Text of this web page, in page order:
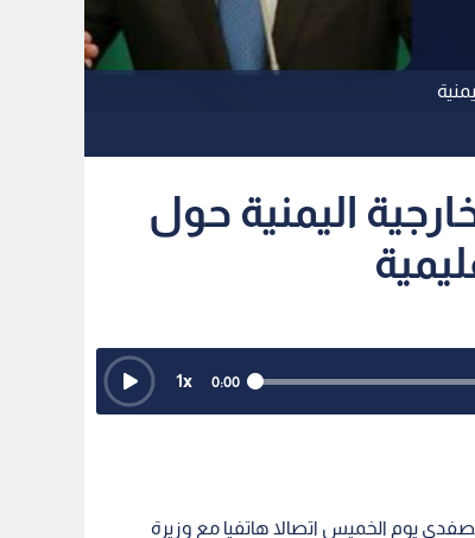
اليمنية حول
0:00
1x
يوم الخميس اتصالا هاتفيا مع وزيرة